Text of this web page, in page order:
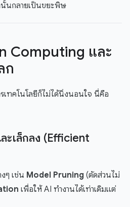
นั้นกลายเป็นขยะพิษ
Computing และ
ก
เทคโนโลยีก็ไม่ได้นิ่งนอนใจ นี่คือ
ะเล็กลง (Efficient
ๆ เช่น Model Pruning (ตัดส่วนไม่
เพื่อให้ AI ทำงานได้เท่าเดิมแต่